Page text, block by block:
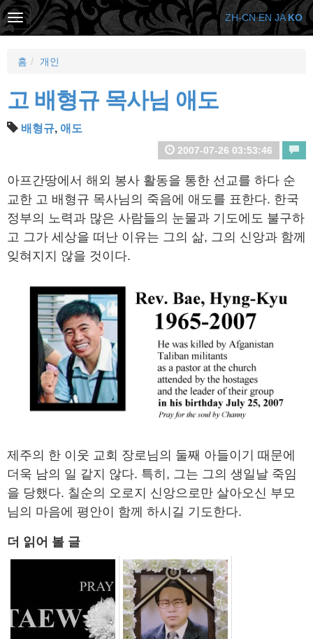
홈 개인
고 배형규 목사님 애도
배형규, 애도
2007-07-26 03:53:46
아프간땅에서 해외 봉사 활동을 통한 선교를 하다 순
교한 고 배형규 목사님의 죽음에 애도를 표한다. 한국
정부의 노력과 많은 사람들의 눈물과 기도에도 불구하
고 그가 세상을 떠난 이유는 그의 삶, 그의 신앙과 함께
잊혀지지 않을 것이다.
제주의 한 이웃 교회 장로님의 둘째 아들이기 때문에
더욱 남의 일 같지 않다. 특히, 그는 그의 생일날 죽임
을 당했다. 칠순의 오로지 신앙으로만 살아오신 부모
님의 마음에 평안이 함께 하시길 기도한다.
더 읽어 볼 글
ZH-CN EN JA KO